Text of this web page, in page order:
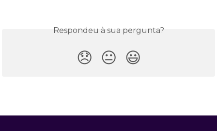
Respondeu à sua pergunta?
😞 😐 😃